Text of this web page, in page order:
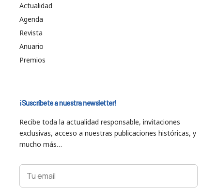
Actualidad
Agenda
Revista
Anuario
Premios
¡Suscríbete a nuestra newsletter!
Recibe toda la actualidad responsable, invitaciones
exclusivas, acceso a nuestras publicaciones históricas, y
mucho más…